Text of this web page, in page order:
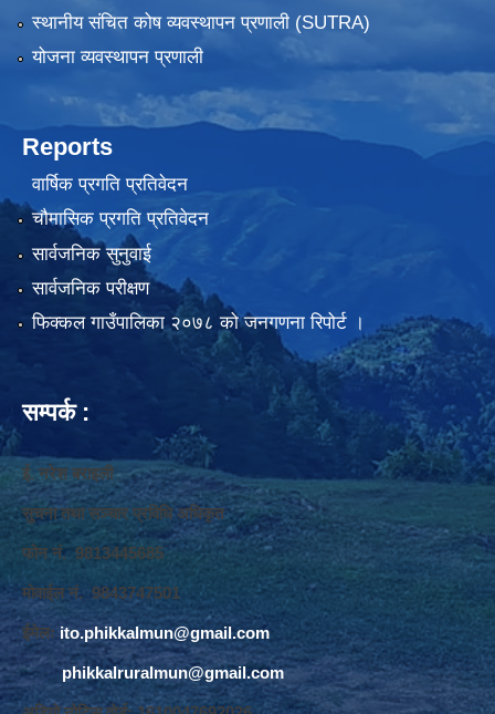
स्थानीय संचित कोष व्यवस्थापन प्रणाली (SUTRA)
योजना व्यवस्थापन प्रणाली
Reports
वार्षिक प्रगति प्रतिवेदन
चौमासिक प्रगति प्रतिवेदन
सार्वजनिक सुनुवाई
सार्वजनिक परीक्षण
फिक्कल गाउँपालिका २०७८ को जनगणना रिपोर्ट ।
सम्पर्क :
ई. नरेश बराइली
सुचना तथा सञ्‍चार प्रविधि अधिकृत
फोन नं. 9813445685
मोवाईल नं. 9843747501
ईमेलःito.phikkalmun@gmail.com
phikkalruralmun@gmail.com